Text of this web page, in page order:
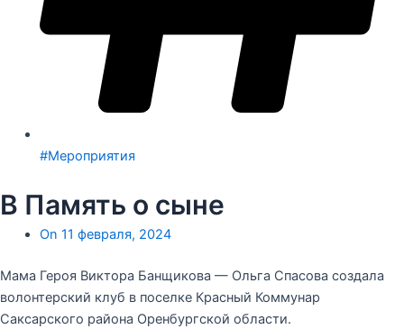
#Мероприятия
В Память о сыне
On 11 февраля, 2024
Мама Героя Виктора Банщикова — Ольга Спасова создала
волонтерский клуб в поселке Красный Коммунар
Саксарского района Оренбургской области.